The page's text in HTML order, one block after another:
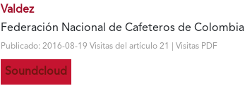
Valdez
Federación Nacional de Cafeteros de Colombia
Publicado: 2016-08-19 Visitas del artículo 21 | Visitas PDF
Soundcloud